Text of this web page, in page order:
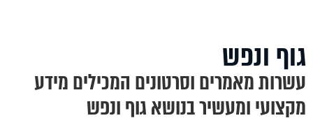
גוף ונפש
עשרות מאמרים וסרטונים המכילים מידע
מקצועי ומעשיר בנושא גוף ונפש